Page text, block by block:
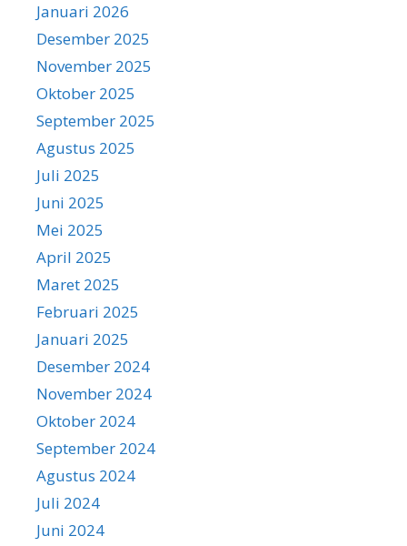
Januari 2026
Desember 2025
November 2025
Oktober 2025
September 2025
Agustus 2025
Juli 2025
Juni 2025
Mei 2025
April 2025
Maret 2025
Februari 2025
Januari 2025
Desember 2024
November 2024
Oktober 2024
September 2024
Agustus 2024
Juli 2024
Juni 2024